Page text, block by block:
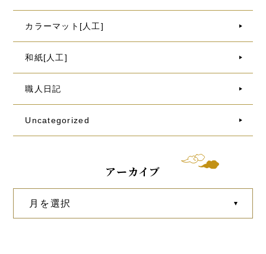
カラーマット[人工]
和紙[人工]
職人日記
Uncategorized
アーカイブ